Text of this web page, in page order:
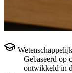
Gebaseerd op
ontwikkeld in